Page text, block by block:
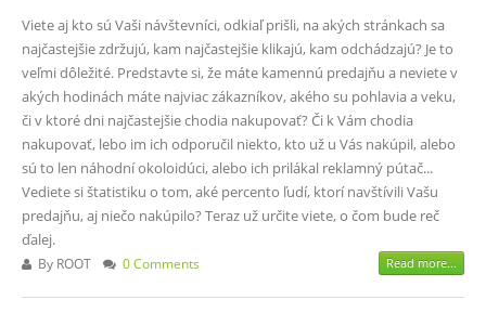
Viete aj kto sú Vaši návštevníci, odkiaľ prišli, na akých stránkach sa
najčastejšie zdržujú, kam najčastejšie klikajú, kam odchádzajú? Je to
veľmi dôležité. Predstavte si, že máte kamennú predajňu a neviete v
akých hodinách máte najviac zákazníkov, akého su pohlavia a veku,
či v ktoré dni najčastejšie chodia nakupovať? Či k Vám chodia
nakupovať, lebo im ich odporučil niekto, kto už u Vás nakúpil, alebo
sú to len náhodní okoloidúci, alebo ich prilákal reklamný pútač...
Vediete si štatistiku o tom, aké percento ľudí, ktorí navštívili Vašu
predajňu, aj niečo nakúpilo? Teraz už určite viete, o čom bude reč
ďalej.
By ROOT 0 Comments Read more...